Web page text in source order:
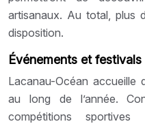
artisanaux. Au total, plus
disposition.
Événements et
Lacanau-Océan accueille
au long de l’année.
compétitions sportives